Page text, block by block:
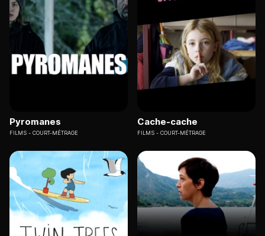
Pyromanes
FILMS COURT-MÉTRAGE
Cache-cache
FILMS COURT-MÉTRAGE